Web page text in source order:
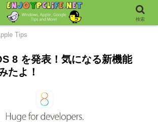
Tips
8 を発表！気になる新機能
たよ！
検索